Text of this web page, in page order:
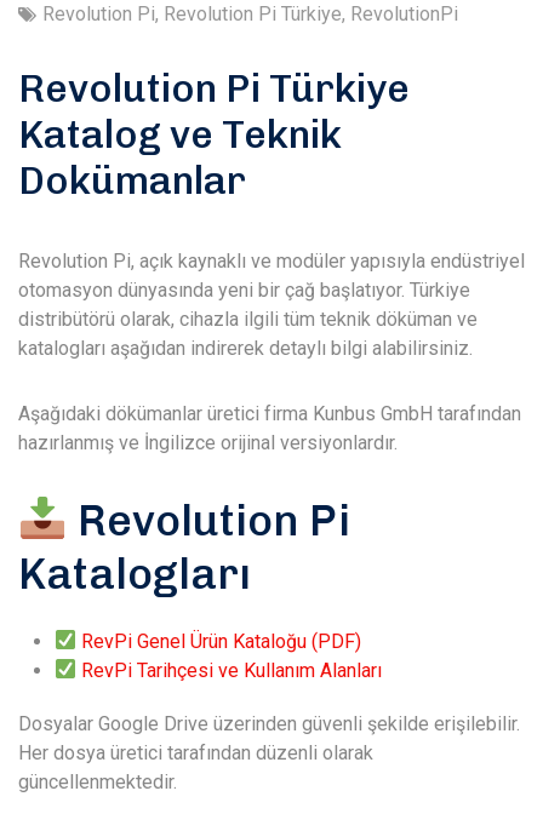
Revolution Pi, Revolution Pi Türkiye, RevolutionPi
Revolution Pi Türkiye
Katalog ve Teknik
Dokümanlar
Revolution Pi, açık kaynaklı ve modüler yapısıyla endüstriyel
otomasyon dünyasında yeni bir çağ başlatıyor. Türkiye
distribütörü olarak, cihazla ilgili tüm teknik döküman ve
katalogları aşağıdan indirerek detaylı bilgi alabilirsiniz.
Aşağıdaki dökümanlar üretici firma Kunbus GmbH tarafından
hazırlanmış ve İngilizce orijinal versiyonlardır.
Revolution Pi
Katalogları
RevPi Genel Ürün Kataloğu (PDF)
RevPi Tarihçesi ve Kullanım Alanları
Dosyalar Google Drive üzerinden güvenli şekilde erişilebilir.
Her dosya üretici tarafından düzenli olarak
güncellenmektedir.